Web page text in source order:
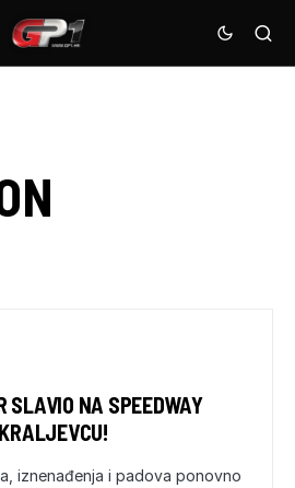
SLAVIO NA SPEEDWAY
iznenađenja i padova ponovno